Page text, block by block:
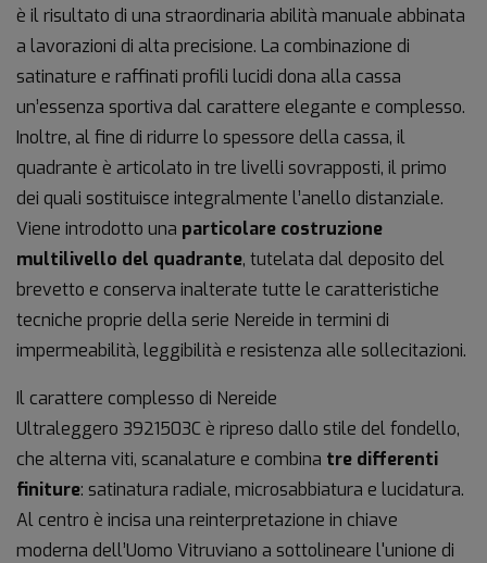
è il risultato di una straordinaria abilità manuale abbinata
a lavorazioni di alta precisione. La combinazione di
satinature e raffinati profili lucidi dona alla cassa
un’essenza sportiva dal carattere elegante e complesso.
Inoltre, al fine di ridurre lo spessore della cassa, il
quadrante è articolato in tre livelli sovrapposti, il primo
dei quali sostituisce integralmente l’anello distanziale.
Viene introdotto una particolare costruzione
multilivello del quadrante, tutelata dal deposito del
brevetto e conserva inalterate tutte le caratteristiche
tecniche proprie della serie Nereide in termini di
impermeabilità, leggibilità e resistenza alle sollecitazioni.
Il carattere complesso di Nereide
Ultraleggero 3921503C è ripreso dallo stile del fondello,
che alterna viti, scanalature e combina tre differenti
finiture: satinatura radiale, microsabbiatura e lucidatura.
Al centro è incisa una reinterpretazione in chiave
moderna dell’Uomo Vitruviano a sottolineare l'unione di